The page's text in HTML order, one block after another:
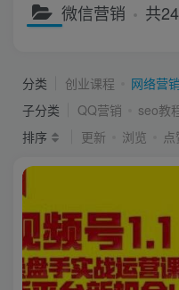
微信营销 共
分类 创业课程 网络营销
子分类
QQ营销 seo教
排序
更新 浏览 点